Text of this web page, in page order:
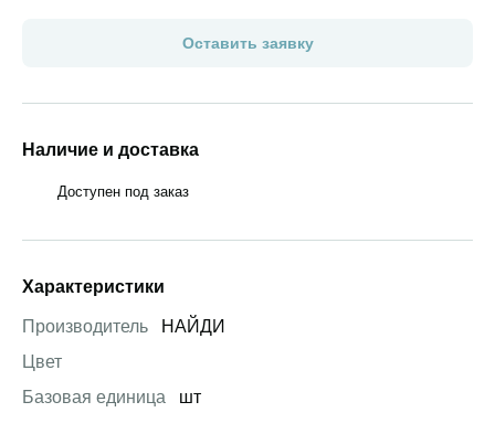
Оставить заявку
Наличие и доставка
Доступен под заказ
Характеристики
Производитель
НАЙДИ
Цвет
Базовая единица
шт